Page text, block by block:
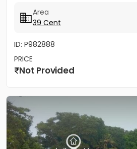
Area
39 Cent
ID: P982888
PRICE
Not Provided